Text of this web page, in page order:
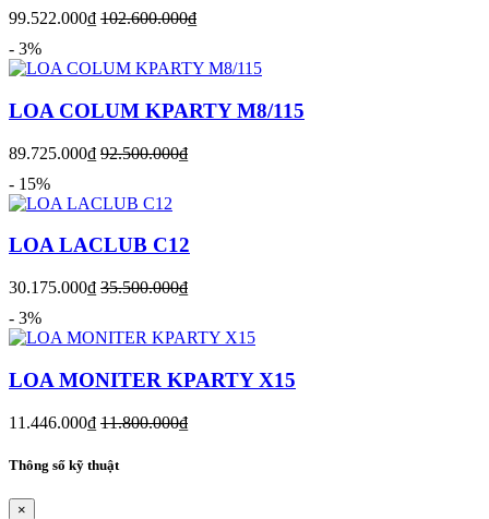
99.522.000₫ 102.600.000₫
- 3%
LOA COLUM KPARTY M8/115
89.725.000₫ 92.500.000₫
- 15%
LOA LACLUB C12
30.175.000₫ 35.500.000₫
- 3%
LOA MONITER KPARTY X15
11.446.000₫ 11.800.000₫
Thông số kỹ thuật
×